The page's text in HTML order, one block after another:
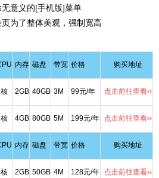
意义的[手机版]菜单
为了整体美观，强制宽高
内存 磁盘 带宽 价格 购买地址
2GB 40GB 3M 99元/年 点击前往查看››
4GB 80GB 5M 199元/年 点击前往查看››
内存 磁盘 带宽 价格 购买地址
2GB 50GB 4M 128元/年 点击前往查看››